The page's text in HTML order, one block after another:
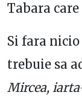
Tabara
Si fara
trebuie sa
Mircea,